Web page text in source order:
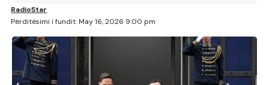
Përditësimi i fundit: May 16, 2026 9:00 pm
RadioStar